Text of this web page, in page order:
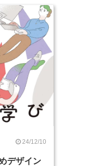
24/12/10
デザイン